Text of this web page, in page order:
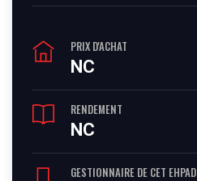
PRIX D'ACHAT
NC
RENDEMENT
NC
GESTIONNAIRE DE CET EHPAD